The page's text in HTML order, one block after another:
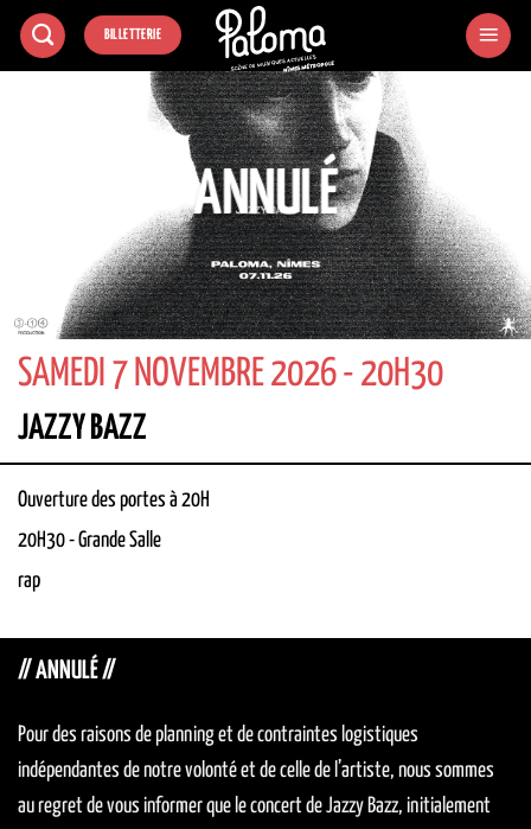
Passer
BILLETTERIE
ANNULÉ
SAMEDI 7 NOVEMBRE 2026 - 20H30
JAZZY BAZZ
Ouverture des portes à 20H
20H30-Grande Salle
rap
// ANNULÉ //
Pour des raisons de planning et de contraintes logistiques
indépendantes de notre volonté et de celle de l’artiste, nous sommes
au regret de vous informer que le concert de Jazzy Bazz, initialement